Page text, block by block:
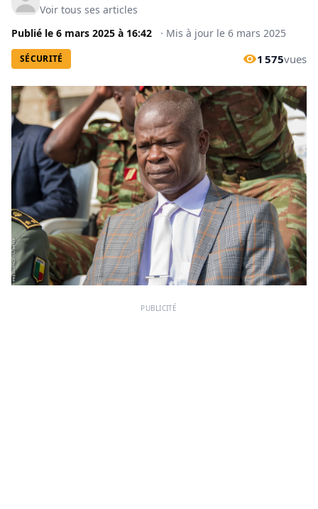
Voir tous ses articles
Publié le 6 mars 2025 à 16:42 · Mis à jour le 6 mars 2025
SÉCURITÉ 1 575vues
PUBLICITÉ